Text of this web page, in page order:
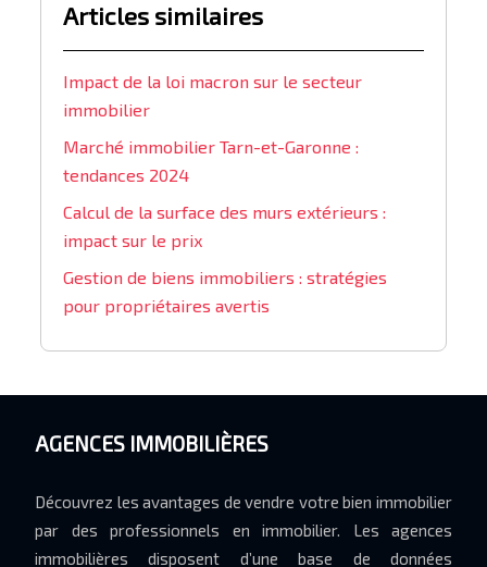
Articles similaires
Impact de la loi macron sur le secteur
immobilier
Marché immobilier Tarn-et-Garonne :
tendances 2024
Calcul de la surface des murs extérieurs :
impact sur le prix
Gestion de biens immobiliers : stratégies
pour propriétaires avertis
AGENCES IMMOBILIÈRES
Découvrez les avantages de vendre votre bien immobilier
par des professionnels en immobilier. Les agences
immobilières disposent d’une base de données